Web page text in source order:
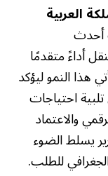
العربية
أحدث
أداءً متقدمًا
الرابع من عام 2025. ويأتي هذا النمو ليؤكد
احتياجات
والاعتماد
يسلط الضوء
للطلب.